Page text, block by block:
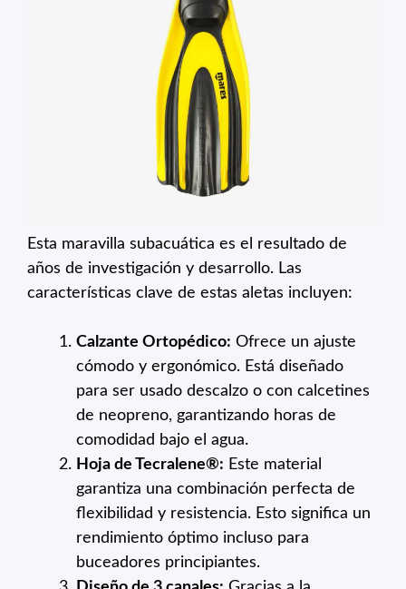
Esta maravilla subacuática es el resultado de
años de investigación y desarrollo. Las
características clave de estas aletas incluyen:
Calzante Ortopédico: Ofrece un ajuste
cómodo y ergonómico. Está diseñado
para ser usado descalzo o con calcetines
de neopreno, garantizando horas de
comodidad bajo el agua.
Hoja de Tecralene®: Este material
garantiza una combinación perfecta de
flexibilidad y resistencia. Esto significa un
rendimiento óptimo incluso para
buceadores principiantes.